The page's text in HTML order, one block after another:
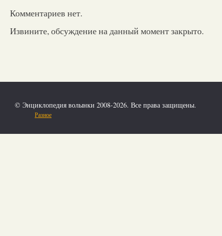
Комментариев нет.
Извините, обсуждение на данный момент закрыто.
© Энциклопедия волынки 2008-2026. Все права защищены.
Разное